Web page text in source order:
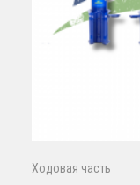
Ходовая часть